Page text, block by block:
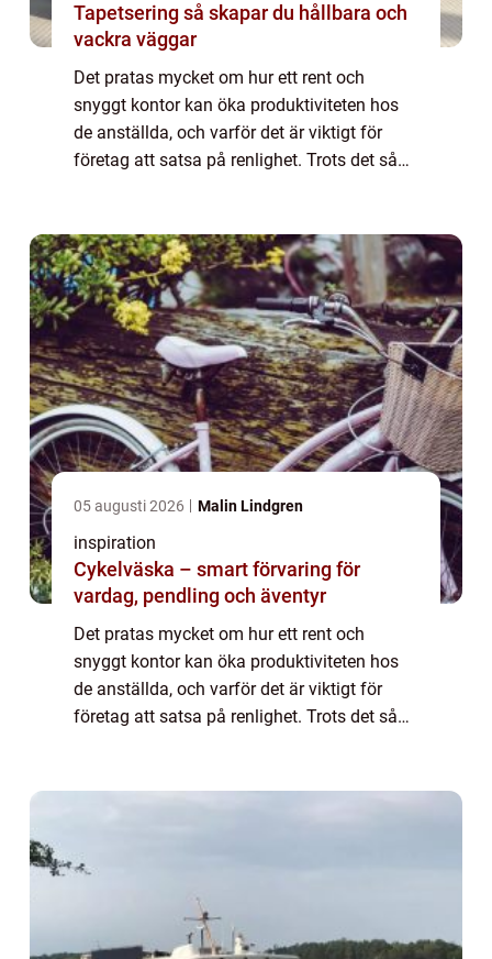
Tapetsering så skapar du hållbara och
vackra väggar
Det pratas mycket om hur ett rent och
snyggt kontor kan öka produktiviteten hos
de anställda, och varför det är viktigt för
företag att satsa på renlighet. Trots det så
05 augusti 2026 Malin Lindgren
inspiration
Cykelväska – smart förvaring för
vardag, pendling och äventyr
Det pratas mycket om hur ett rent och
snyggt kontor kan öka produktiviteten hos
de anställda, och varför det är viktigt för
företag att satsa på renlighet. Trots det så